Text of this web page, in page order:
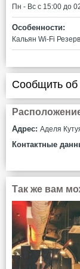
Пн - Вс c 15:00 до
Особенности:
Кальян Wi-Fi
Сообщить
Адрес: Аделя
Контактные
Так же вам